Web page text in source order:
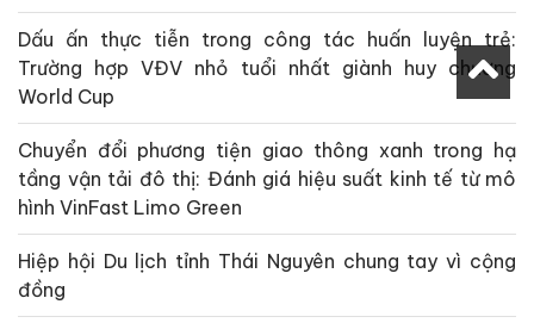
Dấu ấn thực tiễn trong công tác huấn luyện trẻ:
Trường hợp VĐV nhỏ tuổi nhất giành huy chương
World Cup
Chuyển đổi phương tiện giao thông xanh trong hạ
tầng vận tải đô thị: Đánh giá hiệu suất kinh tế từ mô
hình VinFast Limo Green
Hiệp hội Du lịch tỉnh Thái Nguyên chung tay vì cộng
đồng